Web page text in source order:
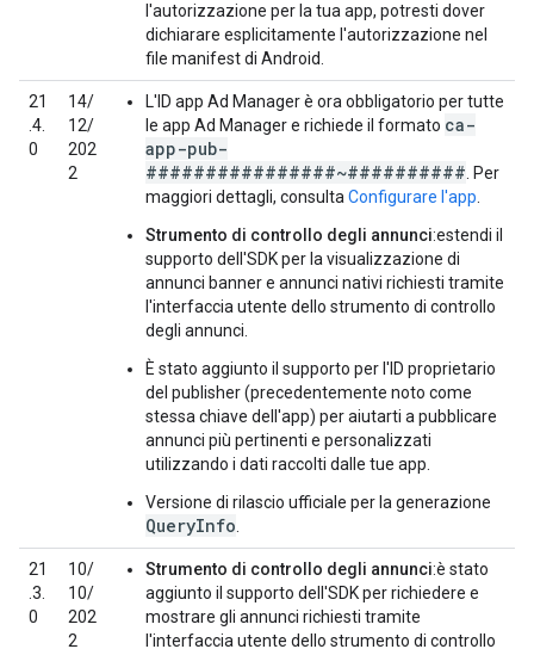
l'autorizzazione per la tua app, potresti dover
dichiarare esplicitamente l'autorizzazione nel
file manifest di Android.
21
.4.
0
14/
12/
202
2
L'ID app Ad Manager è ora obbligatorio per tutte
le app Ad Manager e richiede il formato ca-
app-pub-
################~########## . Per
maggiori dettagli, consulta Configurare l'app
Strumento di controllo degli annunci:estendi il
supporto dell'SDK per la visualizzazione di
annunci banner e annunci nativi richiesti tramite
l'interfaccia utente dello strumento di controllo
degli annunci.
È stato aggiunto il supporto per l'ID proprietario
del publisher (precedentemente noto come
stessa chiave dell'app) per aiutarti a pubblicare
annunci più pertinenti e personalizzati
utilizzando i dati raccolti dalle tue app.
Versione di rilascio ufficiale per la generazione
QueryInfo
21
.3.
0
10/
10/
202
2
Strumento di controllo degli annunci:è stato
aggiunto il supporto dell'SDK per richiedere e
mostrare gli annunci richiesti tramite
l'interfaccia utente dello strumento di controllo